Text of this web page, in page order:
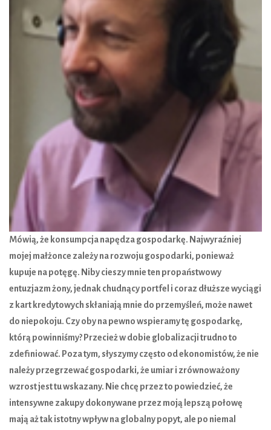
Mówią,że konsumpcja napędza gospodarkę. Najwyraźniej
mojej małżonce zależy na rozwoju gospodarki, ponieważ
kupuje na potęgę. Niby cieszy mnie ten propaństwowy
entuzjazmżony, jednak chudnący portfel i coraz dłuższe wyciągi
z kart kredytowych skłaniają mnie do przemyś leń, może nawet
do niepokoju. Czy oby na pewno wspieramy tę gospodarkę,
którą powinniśmy? Przecieżw dobie globalizacji trudno to
zdefiniować. Poza tym, słyszymy często od ekonomistów,że nie
należy przegrzewaćgospodarki,że umiar i zrównoważony
wzrost jest tu wskazany. Nie chcę przez to powiedzieć,że
intensywne zakupy dokonywane przez moją lepszą połowę
mają ażtak istotny wpływ na globalny popyt, ale po niemal